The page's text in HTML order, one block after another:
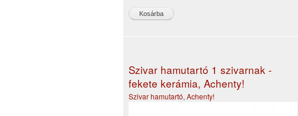
Szivar hamutartó 1 szivarnak -
fekete kerámia, Achenty!
Szivar hamutartó, Achenty!